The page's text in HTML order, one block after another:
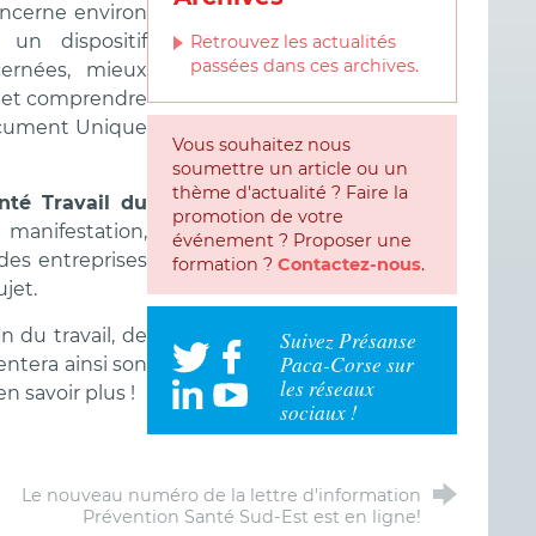
environ
un dispositif
mieux
comprendre
Unique
Travail du
entreprises
du travail, de
ainsi son
savoir plus !
Retrouvez les actualités
passées dans ces archives.
Vous souhaitez nous
soumettre un article ou un
thème d'actualité ? Faire la
promotion de votre
événement ? Proposer une
formation ? Contactez-nous.
Suivez Présanse
Paca-Corse sur
les réseaux
sociaux !
Le nouveau numéro de la lettre d'information
Prévention Santé Sud-Est est en ligne!